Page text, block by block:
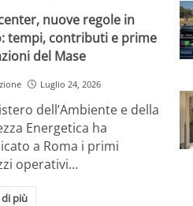
nuove regole in
tempi, contributi e prime
del Mase
Luglio 24, 2026
dell’Ambiente e della
Energetica ha
a Roma i primi
operativi…
di più